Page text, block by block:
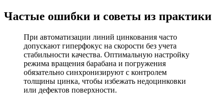
Частые ошибки и советы из практики
При автоматизации линий цинкования часто
допускают гиперфокус на скорости без учета
стабильности качества. Оптимальную настройку
режима вращения барабана и погружения
обязательно синхронизируют с контролем
толщины цинка, чтобы избежать недоцинковки
или дефектов поверхности.